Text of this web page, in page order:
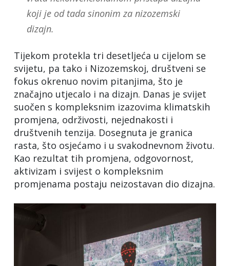
koji je od tada sinonim za nizozemski
dizajn.
Tijekom protekla tri desetljeća u cijelom se
svijetu, pa tako i Nizozemskoj, društveni se
fokus okrenuo novim pitanjima, što je
značajno utjecalo i na dizajn. Danas je svijet
suočen s kompleksnim izazovima klimatskih
promjena, održivosti, nejednakosti i
društvenih tenzija. Dosegnuta je granica
rasta, što osjećamo i u svakodnevnom životu.
Kao rezultat tih promjena, odgovornost,
aktivizam i svijest o kompleksnim
promjenama postaju neizostavan dio dizajna.